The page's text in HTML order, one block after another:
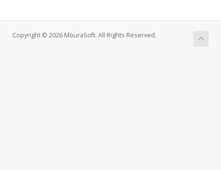
Copyright © 2026 MouraSoft. All Rights Reserved.